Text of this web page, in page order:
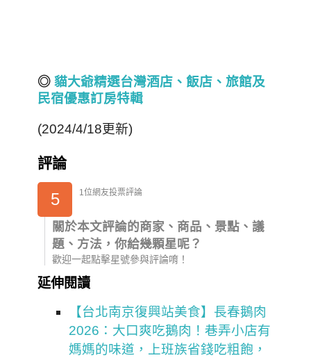
◎ 貓大爺精選台灣酒店 、飯店、旅館及
民宿優惠訂房特輯
(2024/4/18更新)
評論
5 1位網友投票評論
關於本文評論的商家、商品、景點、議
題、方法，你給幾顆星呢？
歡迎一起點擊星號參與評論唷！
延伸閱讀
【台北南京復興站美食】長春鵝肉
2026：大口爽吃鵝肉！巷弄小店有
媽媽的味道，上班族省錢吃粗飽，